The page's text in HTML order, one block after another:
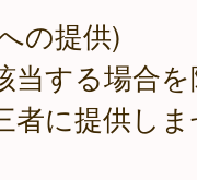
の提供)
当する場合
者に提供し